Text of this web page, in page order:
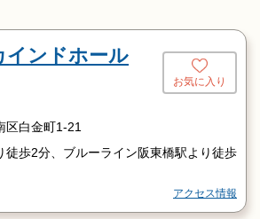
インドホール
お気に入り
区白金町1-21
徒歩2分、ブルーライン阪東橋駅より徒歩
アクセス情報